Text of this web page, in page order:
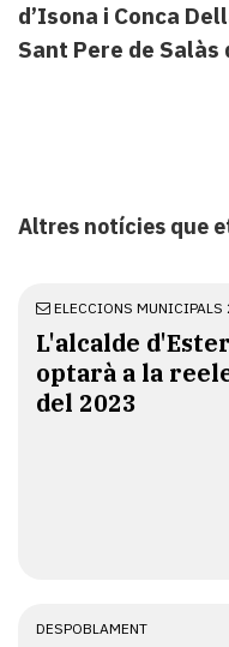
d’Isona i Conca
Sant Pere de Salàs
Altres notícies que
ELECCIONS MUNICIPALS
L'alcalde
optarà a la
del 2023
DESPOBLAMENT